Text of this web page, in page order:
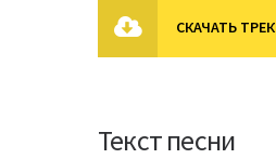
СКАЧАТЬ ТРЕК
Текст песни